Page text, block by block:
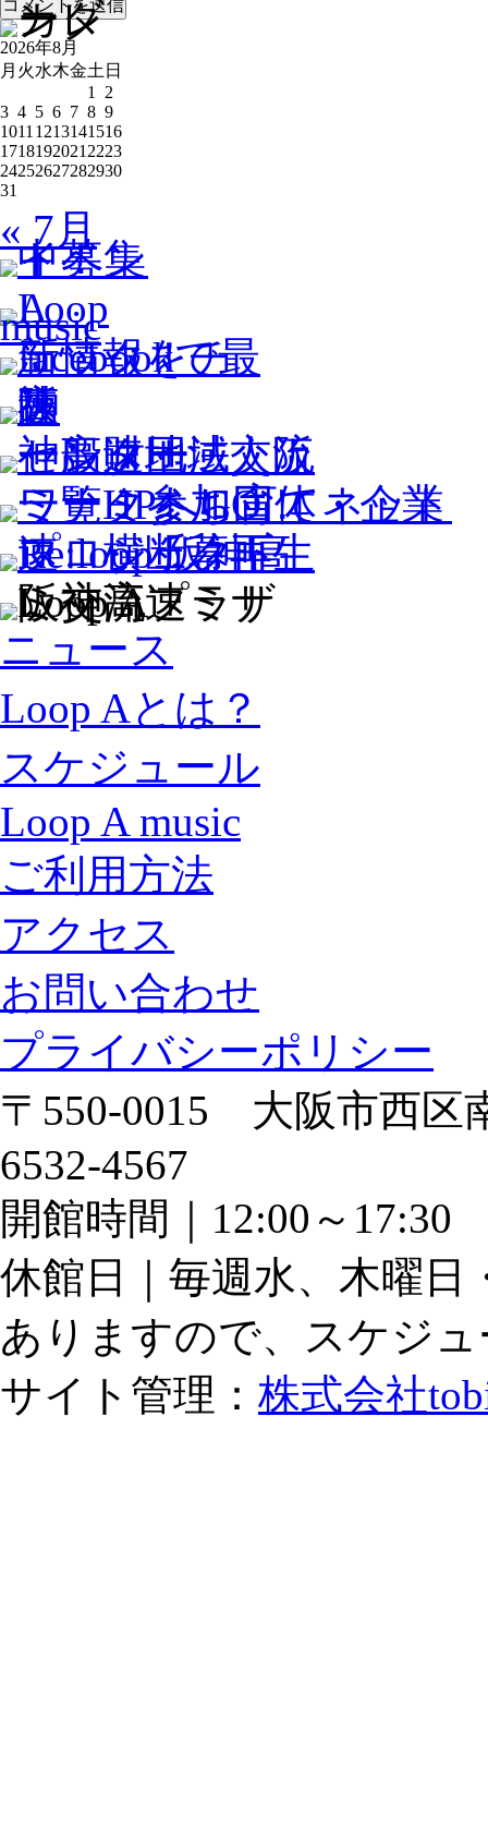
2026年8月
月 火水木金土 日
1
2
3 4 5 6 7 8 9
1011 1213141516
1718192021 2223
24252627282930
31
« 7月
ニュース
Loop Aとは？
スケジュール
Loop A music
ご利用方法
アクセス
お問い合わせ
プライバシーポリシー
〒550-0015 大阪市西
6532-4567
開館時間｜12:00～
休館日｜毎週水、木曜日
ありますので、スケジ
サイト管理： 株式会社